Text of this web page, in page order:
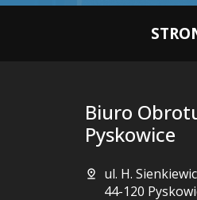
Biuro
Pyskowice
ul. H.
44-120